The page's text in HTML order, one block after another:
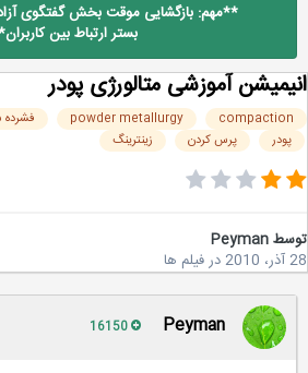
**مهم: بازگشایی موقت بخش گفتگوی
بستر ارتباط بین کاربران**
آموزشی متالورژی پودر
powder metallurgy فشرده
پودر
پرس کردن زینترینگ
Peyman
درفیلم ها
Peyman